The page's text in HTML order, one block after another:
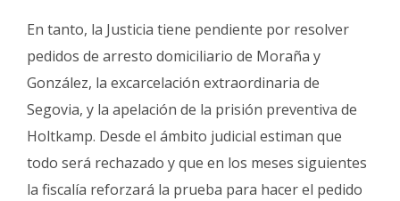
En tanto, la Justicia tiene pendiente por resolver
pedidos de arresto domiciliario de Moraña y
González, la excarcelación extraordinaria de
Segovia, y la apelación de la prisión preventiva de
Holtkamp. Desde el ámbito judicial estiman que
todo será rechazado y que en los meses siguientes
la fiscalía reforzará la prueba para hacer el pedido